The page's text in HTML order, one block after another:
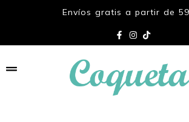
Envíos gratis a partir de